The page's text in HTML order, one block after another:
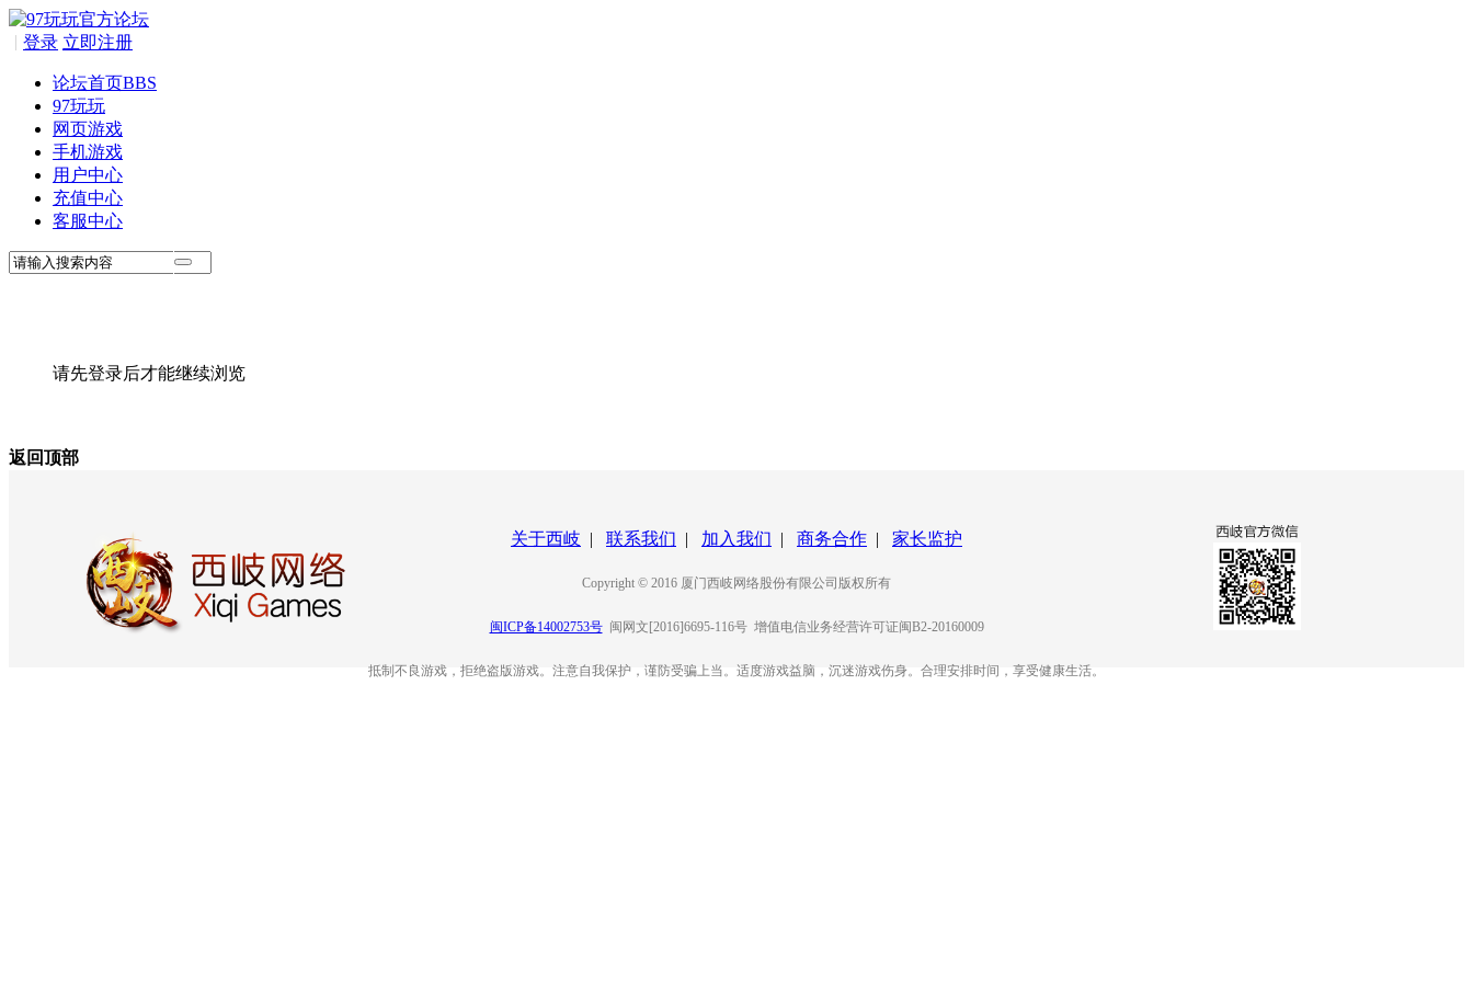
登录
| 立即注册
论坛首页BBS
97玩玩
网页游戏
手机游戏
用户中心
充值中心
客服中心
请先登录后才能继续浏览
返回顶部
关于西岐 | 联系我们 | 加入我们 | 商务合作 | 家长监护
Copyright © 2016 厦门西岐网络股份有限公司版权所有
闽ICP备14002753号闽网文[2016]6695-116号 增值电信业务经营许可证闽B2-20160009
抵制不良游戏，拒绝盗版游戏。注意自我保护，谨防受骗上当。适度游戏益脑，沉迷游戏伤身。合理安排时间，享受健康生活。